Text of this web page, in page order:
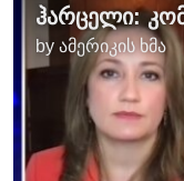
by ამერიკის ხმა
No